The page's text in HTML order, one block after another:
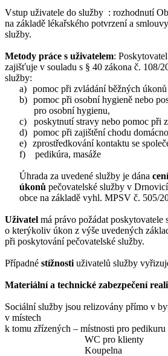
Vstup uživatele do služby : rozhodnutí
na základě lékařského potvrzení a
služby.
Metody práce s uživatelem:
zajišťuje v souladu s § 40 zákona č. 108/
služby:
a) pomoc při zvládání běžných
b) pomoc při osobní hygieně nebo
pro osobní hygienu,
c)
poskytnutí stravy nebo pomoc při
d) pomoc při zajištění chodu
e) zprostředkování kontaktu se
f)
pedikúra, masáže
Úhrada za uvedené služby je dána
úkonů pečovatelské služby v
obce na základě vyhl. MPSV č. 505/
Uživatel má právo požádat poskytovatele
o kterýkoliv úkon z výše uvedených
při poskytování pečovatelské služby.
Případné stížnosti uživatelů služby
Materiální a technické zabezpečení
Sociální služby jsou relizovány přímo v
v místech
k tomu zřízených – místnosti pro pedikuru
WC pro klienty
Koupelna